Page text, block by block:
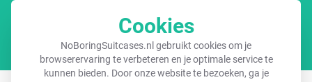
Cookies
NoBoringSuitcases.nl gebruikt cookies om je
browserervaring te verbeteren en je optimale service te
kunnen bieden. Door onze website te bezoeken, ga je